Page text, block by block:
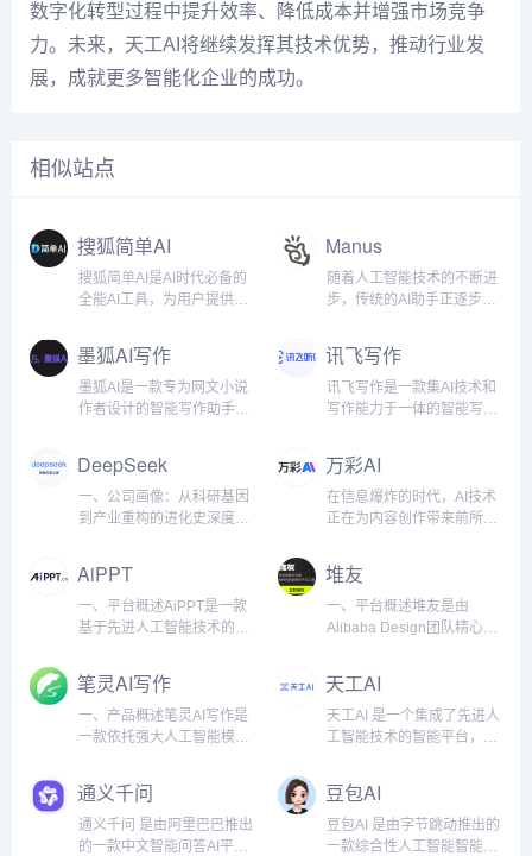
数字化转型过程中提升效率、降低成本并增强市场竞争
力。未来，天工AI将继续发挥其技术优势，推动行业发
展，成就更多智能化企业的成功。
相似站点
搜狐简单AI
搜狐简单AI是AI时代必备的
全能AI工具，为用户提供全
供海量图片制作设计模板：
电商图，logo设计，证件
照，智能抠图，图片高清修
白也能轻松玩转AI。产品功
能：AI作图：用户可以通过
文字描述生成各种风格的图
个分享和交流AI提示词的平
台，帮助大家更...
Manus
随着人工智能技术的不断进
步，传统的AI助手正逐步向
日，一支中国研发团队震撼
发布了全球首款AI Agent产
品——Manus。作为一款兼
够为用户提供精准的思维辅
助，更能在工作和生活中“交
付成果”，实现从“想”到“做”
GAIA基准测试中取得了
SOT...
墨狐AI写作
墨狐AI是一款专为网文小说
作者设计的智能写作助手，
新手还是资深作者，墨狐AI
都能帮助你在创作过程中轻
松应对情节编排、人物设
核心功能智能剧情生成墨狐
AI可以根据用户提供的基本
设定，自动生成丰富的故事
框架，避免创作时遇到的“卡
文”问题。人物塑造与对话编
排墨狐AI...
讯飞写作
讯飞写作是一款集AI技术和
写作能力于一体的智能写作
创作质量。无论是日常办公
文档、创意写作、内容编
辑，还是专业报告、会议纪
方案。核心功能AI对话写作
讯飞写作支持与用户进行智
能对话，帮助快速生成各类
单指令，AI就能根据需求自
动生成草稿，为用户节省时
间，提升写作效...
DeepSeek
一、公司画像：从科研基因
到产业重构的进化史深度求
率”为核心理念的人工智能公
司，创始团队由清华大学、
北京大学等顶尖高校的AI科
立之初即获得红杉中国、高
瓴资本等机构超5亿美元A轮
融资，估值突破30亿美元，
仰：专注通用人工智能
（AGI）技术研发与商业
化...
万彩AI
在信息爆炸的时代，AI技术
正在为内容创作带来前所未
集，正是应对这一时代挑战
而生。它不仅提供AI智能写
作支持，还将AI换脸、照片
者提供了更为广阔的创作空
间。无论是文章写作、视频
创作，还是图像处理，万彩
率、拓展创作领域，解锁无
限创作可能。强大的功能集
成，全...
AiPPT
一、平台概述AiPPT是一款
基于先进人工智能技术的智
效且专业的PPT制作体验。
无论是商务演示、教育课
件、项目路演还是日常工作
的设计，帮助用户轻松创作
出吸引眼球的PPT演示文
稿。平台通过自动排版、智
堆友
一、平台概述堆友是由
Alibaba Design团队精心打
质、效率、技能、成就、收
入等五大核心价值的全方位
服务。平台通过深入研究设
创新的设计工具和资源，帮
助设计师在职业发展中持续
成长，最终实现更高的收入
笔灵AI写作
一、产品概述笔灵AI写作是
一款依托强大人工智能模型
让创作更加轻松、愉悦。通
过深入分析文本、智能改写
与续写，笔灵AI写作不仅能
天工AI
天工AI 是一个集成了先进人
工智能技术的智能平台，专
的接入方式，天工AI帮助企
业实现智能化转型，提升生
产效率和产品质量。平台通
通义千问
通义千问 是由阿里巴巴推出
的一款中文智能问答AI平
豆包AI
豆包AI 是由字节跳动推出的
一款综合性人工智能智能体